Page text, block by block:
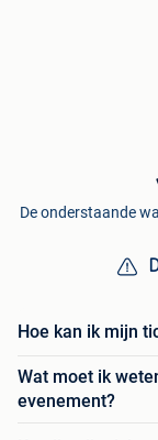
De onderstaande
Hoe kan ik mijn
Wat moet ik
evenement?